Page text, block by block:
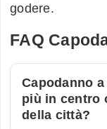
godere.
FAQ
Capodanno
più in centro
della città?